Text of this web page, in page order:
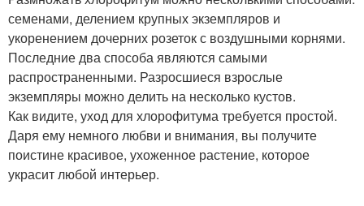
семенами, делением крупных экземпляров и
укоренением дочерних розеток с воздушными корнями.
Последние два способа являются самыми
распространенными. Разросшиеся взрослые
экземпляры можно делить на несколько кустов.
Как видите, уход для хлорофитума требуется простой.
Даря ему немного любви и внимания, вы получите
поистине красивое, ухоженное растение, которое
украсит любой интерьер.